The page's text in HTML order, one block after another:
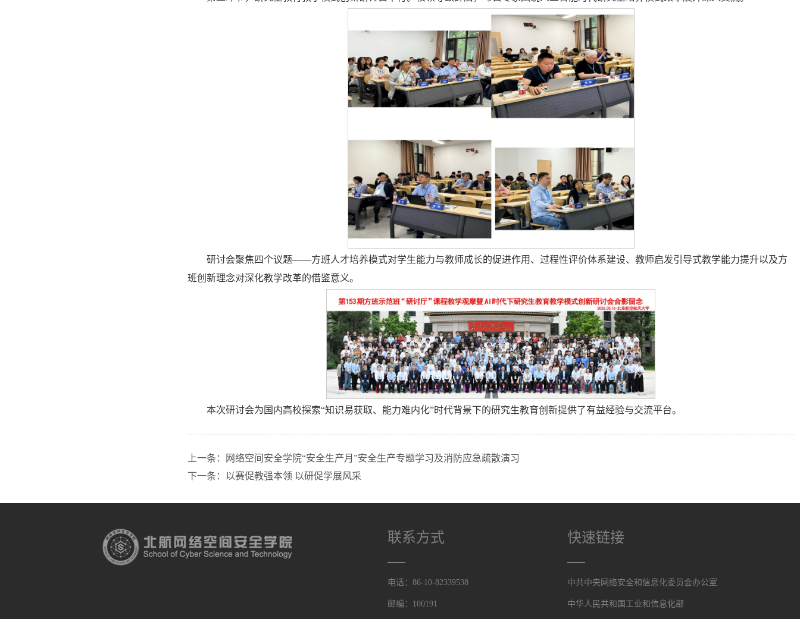
研讨会聚焦四个议题——方班人才培养模式对学生能力与教师成长的促进作用、过程性评价体系建设、教师启发引导式教学能力提升以及方
班创新理念对深化教学改革的借鉴意义。
本次研讨会为国内高校探索“知识易获取、能力难内化”时代背景下的研究生教育创新提供了有益经验与交流平台。
上一条：
网络空间安全学院“安全生产月”安全生产专题学习及消防应急疏散演习
下一条： 以赛促教强本领 以研促学展风采
联系方式
电话：86-10-82339538
邮编：100191
快速链接
中共中央网络安全和信息化委员会办公室
中华人民共和国工业和信息化部